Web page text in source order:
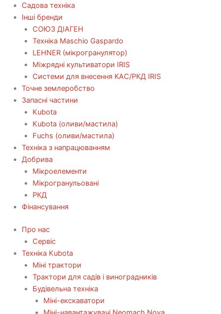
Садова техніка
Інші бренди
СОЮЗ ДІАГЕН
Техніка Maschio Gaspardo
LEHNER (мікрогранулятор)
Міжрядні культиватори IRIS
Системи для внесення КАС/РКД IRIS
Точне землеробство
Запасні частини
Kubota
Kubota (оливи/мастила)
Fuchs (оливи/мастила)
Техніка з напрацюванням
Добрива
Мікроелементи
Мікрогранульовані
РКД
Фінансування
Про нас
Сервіс
Технiка Kubota
Міні трактори
Трактори для садів і виноградників
Будівельна техніка
Міні-екскаватори